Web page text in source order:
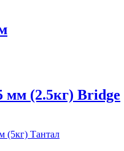
мм (2.5кг) Bridge